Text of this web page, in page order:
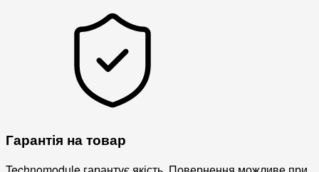
Гарантія на товар